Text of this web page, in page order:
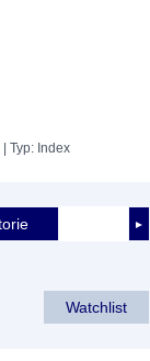
| Typ: Index
►
Watchlist